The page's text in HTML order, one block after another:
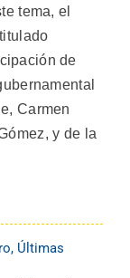
tema, el
de
Carmen
y de la
, Últimas